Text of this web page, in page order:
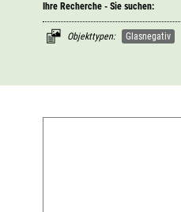
Ihre Recherche - Sie suchen:
Objekttypen: Glasnegativ